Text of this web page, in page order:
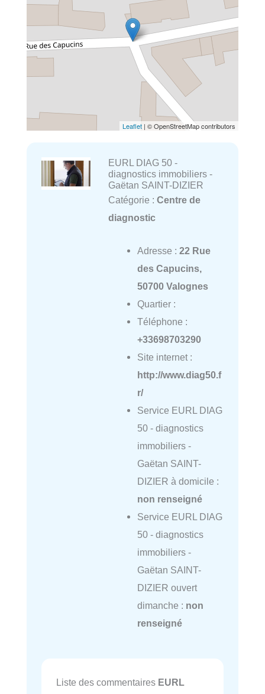
Leaflet | © OpenStreetMap contributors
EURL DIAG 50 -
diagnostics immobiliers -
Gaëtan SAINT-DIZIER
Catégorie : Centre de
diagnostic
Adresse : 22 Rue
des Capucins,
50700 Valognes
Quartier :
Téléphone :
+33698703290
Site internet :
http://www.diag50.f
r/
Service EURL DIAG
50 - diagnostics
immobiliers -
Gaëtan SAINT-
DIZIER à domicile :
non renseigné
Service EURL DIAG
50 - diagnostics
immobiliers -
Gaëtan SAINT-
DIZIER ouvert
dimanche : non
renseigné
Liste des commentaires EURL